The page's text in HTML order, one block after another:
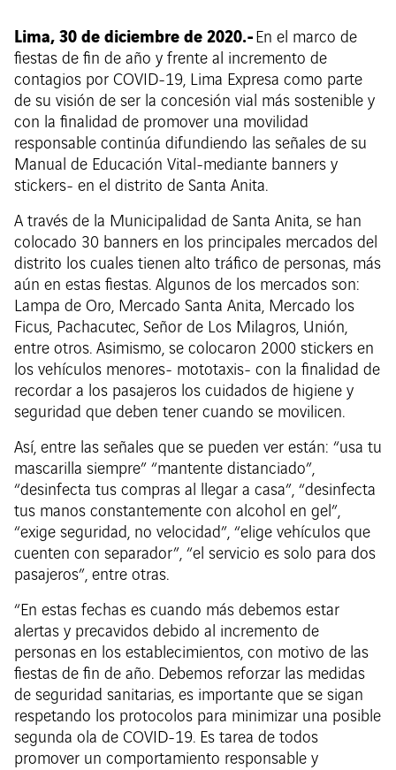
Lima, 30 de diciembre de 2020.- En el marco de
fiestas de fin de año y frente al incremento de
contagios por COVID-19, Lima Expresa como parte
de su visión de ser la concesión vial más sostenible y
con la finalidad de promover una movilidad
responsable continúa difundiendo las señales de su
Manual de Educación Vital-mediante banners y
stickers- en el distrito de Santa Anita.
A través de la Municipalidad de Santa Anita, se han
colocado 30 banners en los principales mercados del
distrito los cuales tienen alto tráfico de personas, más
aún en estas fiestas. Algunos de los mercados son:
Lampa de Oro, Mercado Santa Anita, Mercado los
Ficus, Pachacutec, Señor de Los Milagros, Unión,
entre otros. Asimismo, se colocaron 2000 stickers en
los vehículos menores- mototaxis- con la finalidad de
recordar a los pasajeros los cuidados de higiene y
seguridad que deben tener cuando se movilicen.
Así, entre las señales que se pueden ver están: “usa tu
mascarilla siempre” “mantente distanciado”,
“desinfecta tus compras al llegar a casa”, “desinfecta
tus manos constantemente con alcohol en gel”,
“exige seguridad, no velocidad”, “elige vehículos que
cuenten con separador”, “el servicio es solo para dos
pasajeros”, entre otras.
“En estas fechas es cuando más debemos estar
alertas y precavidos debido al incremento de
personas en los establecimientos, con motivo de las
fiestas de fin de año. Debemos reforzar las medidas
de seguridad sanitarias, es importante que se sigan
respetando los protocolos para minimizar una posible
segunda ola de COVID-19. Es tarea de todos
promover un comportamiento responsable y